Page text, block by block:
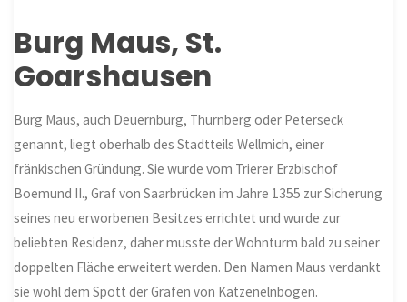
Burg Maus, St.
Goarshausen
Burg Maus, auch Deuernburg, Thurnberg oder Peterseck
genannt, liegt oberhalb des Stadtteils Wellmich, einer
fränkischen Gründung. Sie wurde vom Trierer Erzbischof
Boemund II., Graf von Saarbrücken im Jahre 1355 zur Sicherung
seines neu erworbenen Besitzes errichtet und wurde zur
beliebten Residenz, daher musste der Wohnturm bald zu seiner
doppelten Fläche erweitert werden. Den Namen Maus verdankt
sie wohl dem Spott der Grafen von Katzenelnbogen.